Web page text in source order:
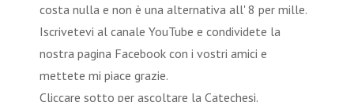
costa nulla e non è una alternativa all' 8 per mille.
Iscrivetevi al canale YouTube e condividete la
nostra pagina Facebook con i vostri amici e
mettete mi piace grazie.
Cliccare sotto per ascoltare la Catechesi.